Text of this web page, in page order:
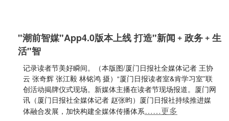
"潮前智媒"App4.0版本上线 打造"新闻﹢政务﹢生
活"智
记录读者节美好瞬间。（本版图/厦门日报社全媒体记者 王协
云 张奇辉 张江毅 林铭鸿 摄）“厦门日报读者室&肯学习室”联
创活动揭牌仪式现场。新媒体主播在读者节现场报道。厦门网
讯（厦门日报社全媒体记者 赵张昀）厦门日报社持续推进媒
体融合发展，加快构建全媒体传播体系……更多